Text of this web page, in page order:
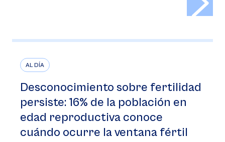
AL DÍA
Desconocimiento sobre fertilidad
persiste: 16% de la población en
edad reproductiva conoce
cuándo ocurre la ventana fértil